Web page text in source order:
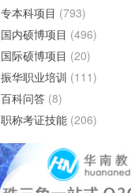
专本科项目 (793)
国内硕博项目 (496)
国际硕博项目 (20)
振华职业培训 (111)
百科问答 (8)
职称考证技能 (206)